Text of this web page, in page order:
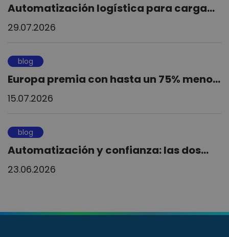
Automatización logística para carga...
29.07.2026
blog
Europa premia con hasta un 75% meno...
15.07.2026
blog
Automatización y confianza: las dos...
23.06.2026